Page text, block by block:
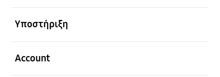
Υποστήριξη
Account